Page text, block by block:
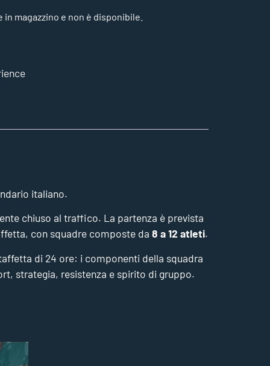
magazzino e non è disponibile.
italiano.
chiuso al traffico. La partenza è prevista
con squadre composte da 8 a 12 atleti.
di 24 ore: i componenti della squadra
strategia, resistenza e spirito di gruppo.